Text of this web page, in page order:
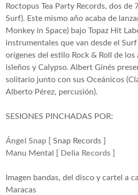
Roctopus Tea Party Records, dos de
Surf). Este mismo año acaba de
Monkey in Space) bajo Topaz Hit
instrumentales que van desde el
orígenes del estilo Rock & Roll de los
isleños y Calypso. Albert Ginés
solitario junto con sus Oceánicos
Alberto Pérez, percusión).
SESIONES PINCHADAS POR:
Ángel Snap [ Snap Records ]
Manu Mental [
Delia Records
Imagen bandas, del disco y cartel a
Maracas